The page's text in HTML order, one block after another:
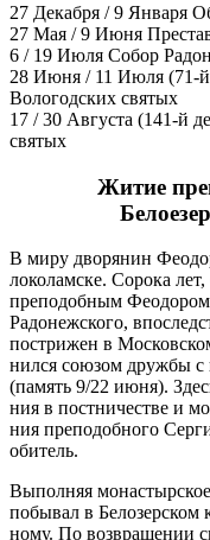
27 Декабря / 9 Января
27 Мая / 9 Июня
6 / 19 Июля Собор
28 Июня / 11 Июля (71-
Вологодских святых
17 / 30 Августа (141-й
святых
Житие
В ми­ру дво­ря­нин
ло­ко­лам­ске. Со­ро­ка
пре­по­доб­ным
Ра­до­неж­ско­го,
по­стри­жен в
нил­ся со­ю­зом друж­бы
(па­мять 9/22 июня).
ния в пост­ни­че­стве и
ния пре­по­доб­но­го
оби­тель.
Вы­пол­няя
по­бы­вал в
но­му. По воз­вра­ще­нии